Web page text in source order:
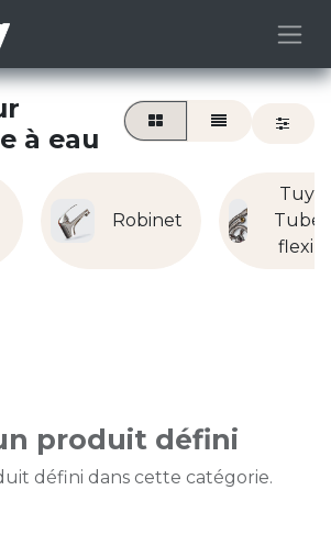
à eau
Robinet
Tube
produit défini
défini dans cette catégorie.